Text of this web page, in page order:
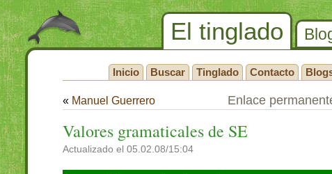
El tinglado
Inicio Buscar Tinglado Contacto
Enlace
« Manuel Guerrero
Valores gramaticales de SE
Actualizado el 05.02.08/15:04